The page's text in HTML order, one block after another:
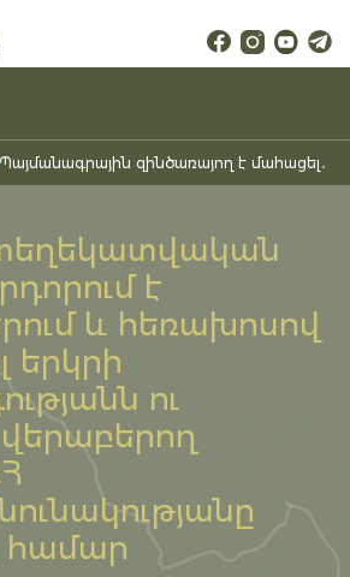
Պայմանագրային զինծառայող է մահացել․
է
և հեռախոսով
երկրի
ու
համար